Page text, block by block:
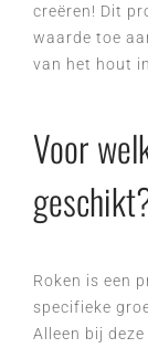
creëren! Dit
waarde toe
van het hout
Voor
Roken is een
specifieke
Alleen bij